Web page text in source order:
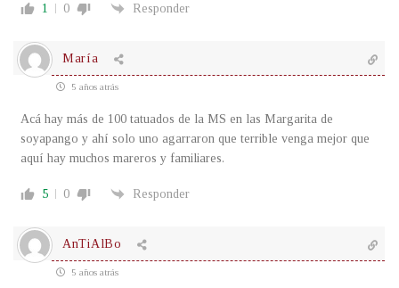
1 0 Responder
María
5 años atrás
Acá hay más de 100 tatuados de la MS en las Margarita de
soyapango y ahí solo uno agarraron que terrible venga mejor que
aquí hay muchos mareros y familiares.
5 0 Responder
AnTiAlBo
5 años atrás